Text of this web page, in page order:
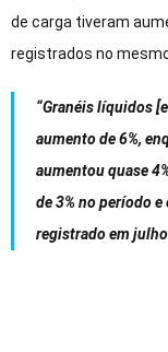
de carga tiveram
registrados no
“Granéis líquidos
aumento de 6%,
aumentou quase
de 3% no período
registrado em